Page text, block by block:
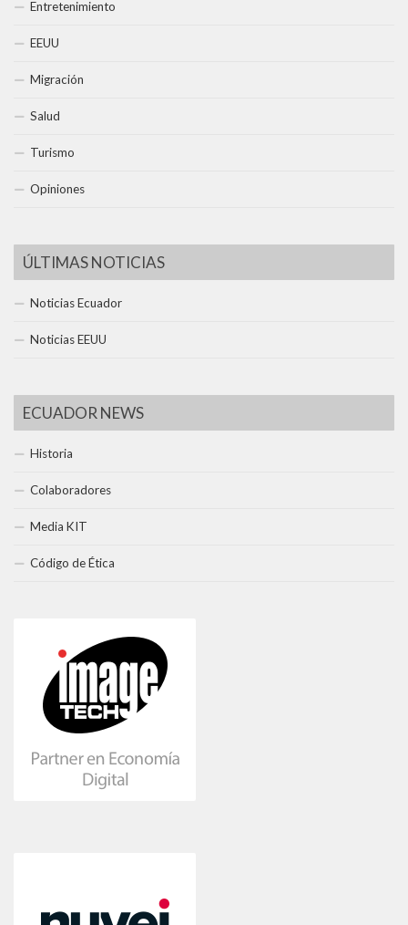
Entretenimiento
EEUU
Migración
Salud
Turismo
Opiniones
ÚLTIMAS NOTICIAS
Noticias Ecuador
Noticias EEUU
ECUADOR NEWS
Historia
Colaboradores
Media KIT
Código de Ética